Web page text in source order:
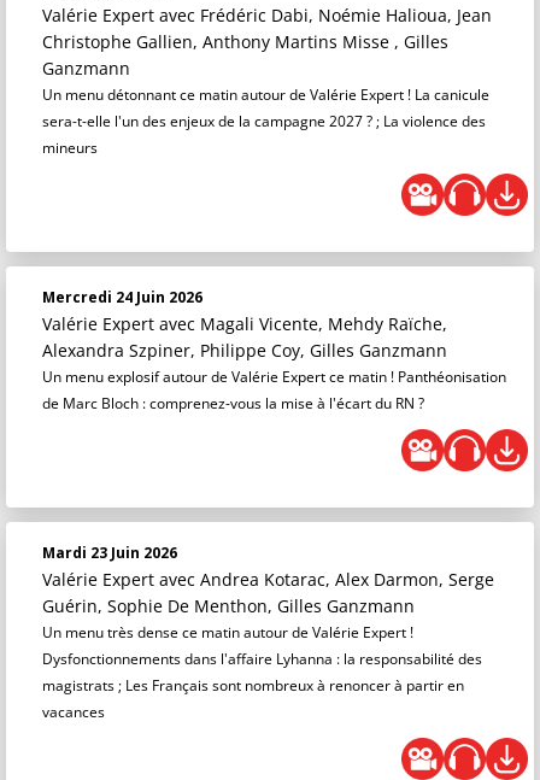
Valérie Expert avec Frédéric Dabi, Noémie Halioua, Jean
Christophe Gallien, Anthony Martins Misse , Gilles
Ganzmann
Un menu détonnant ce matin autour de Valérie Expert ! La canicule
sera-t-elle l'un des enjeux de la campagne 2027 ? ; La violence des
mineurs
Mercredi 24 Juin 2026
Valérie Expert avec Magali Vicente, Mehdy Raïche,
Alexandra Szpiner, Philippe Coy, Gilles Ganzmann
Un menu explosif autour de Valérie Expert ce matin ! Panthéonisation
de Marc Bloch : comprenez-vous la mise à l'écart du RN ?
Mardi 23 Juin 2026
Valérie Expert avec Andrea Kotarac, Alex Darmon, Serge
Guérin, Sophie De Menthon, Gilles Ganzmann
Un menu très dense ce matin autour de Valérie Expert !
Dysfonctionnements dans l'affaire Lyhanna : la responsabilité des
magistrats ; Les Français sont nombreux à renoncer à partir en
vacances